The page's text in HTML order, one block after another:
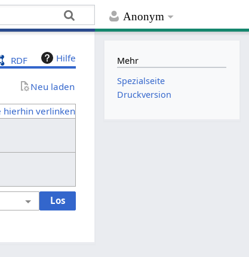
Anonym
RDF Hilfe
Neu laden
hierhin verlinken
Mehr
Spezialseite
Druckversion